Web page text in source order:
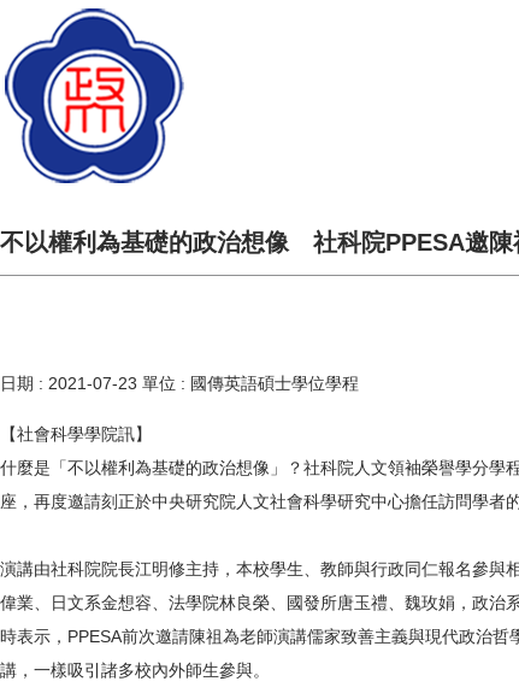
不以權利為基礎的政治想像 社科院PPESA邀陳
日期 : 2021-07-23 單位 : 國傳英語碩士學位學程
【社會科學學院訊】
什麼是「不以權利為基礎的政治想像」？社科院人文領袖榮譽學分
座，再度邀請刻正於中央研究院人文社會科學研究中心擔任訪問學者
演講由社科院院長江明修主持，本校學生、教師與行政同仁報名參
偉業、日文系金想容、法學院林良榮、國發所唐玉禮、魏玫娟，政
時表示，PPESA前次邀請陳祖為老師演講儒家致善主義與現代政治
講，一樣吸引諸多校內外師生參與。